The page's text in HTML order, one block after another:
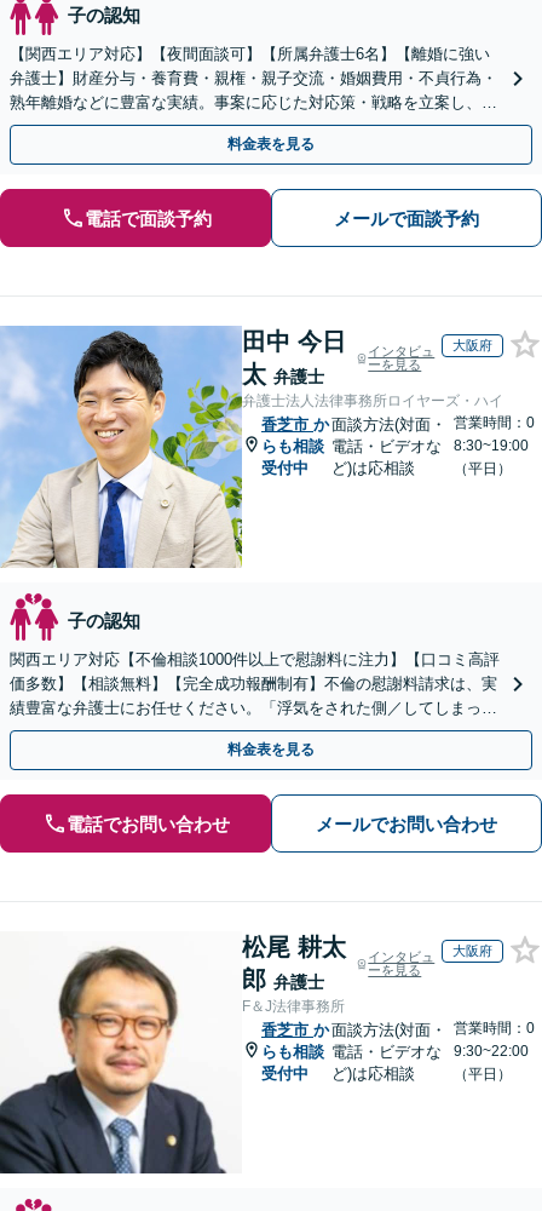
子の認知
【関西エリア対応】【夜間面談可】【所属弁護士6名】【離婚に強い
弁護士】財産分与・養育費・親権・親子交流・婚姻費用・不貞行為・
熟年離婚などに豊富な実績。事案に応じた対応策・戦略を立案し、全
力で闘います。明るい人生の再スタートを！
料金表を見る
電話で面談予約 メールで面談予約
田中 今日
太 弁護士
インタビュ
ーを見る
大阪府
弁護士法人法律事務所ロイヤーズ・ハイ
香芝市 か
らも相談
受付中
面談方法(対面・
電話・ビデオな
ど)は応相談
営業時間：0
8:30~19:00
（平日）
子の認知
関西エリア対応【不倫相談1000件以上で慰謝料に注力】【口コミ高評
価多数】【相談無料】【完全成功報酬制有】不倫の慰謝料請求は、実
績豊富な弁護士にお任せください。「浮気をされた側／してしまった
側両方対応」人情派弁護士！
料金表を見る
電話でお問い合わせ メールでお問い合わせ
松尾 耕太
郎 弁護士
インタビュ
ーを見る
大阪府
F＆J法律事務所
香芝市 か
らも相談
受付中
面談方法(対面・
電話・ビデオな
ど)は応相談
営業時間：0
9:30~22:00
（平日）